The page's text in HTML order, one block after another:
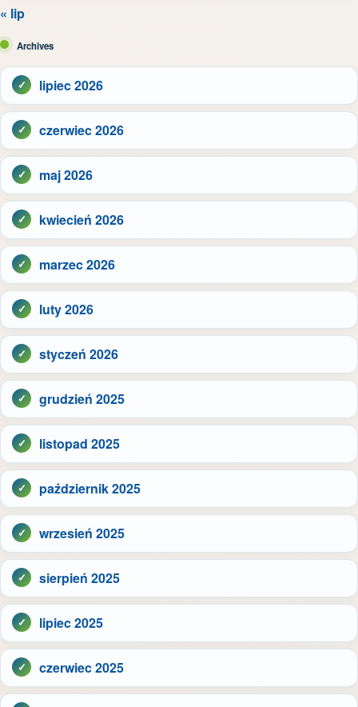
« lip
Archives
lipiec 2026
czerwiec 2026
maj 2026
kwiecień 2026
marzec 2026
luty 2026
styczeń 2026
grudzień 2025
listopad 2025
październik 2025
wrzesień 2025
sierpień 2025
lipiec 2025
czerwiec 2025